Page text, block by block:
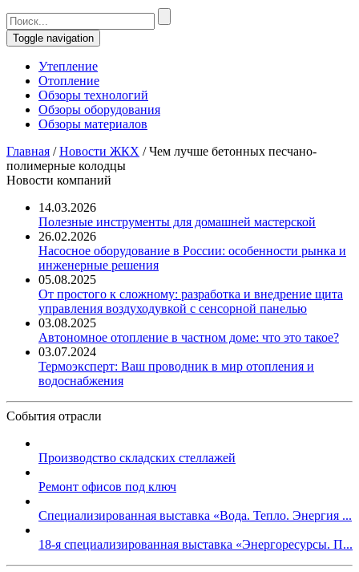
Toggle navigation
Утепление
Отопление
Обзоры технологий
Обзоры оборудования
Обзоры материалов
Главная /Новости ЖКХ /Чем лучше бетонных песчано-
полимерные колодцы
Новости компаний
14.03.2026
Полезные инструменты для домашней мастерской
26.02.2026
Насосное оборудование в России: особенности рынка и
инженерные решения
05.08.2025
От простого к сложному: разработка и внедрение щита
управления воздуходувкой с сенсорной панелью
03.08.2025
Автономное отопление в частном доме: что это такое?
03.07.2024
Термоэксперт: Ваш проводник в мир отопления и
водоснабжения
События отрасли
Производство складских стеллажей
Ремонт офисов под ключ
Специализированная выставка «Вода. Тепло. Энергия ...
18-я специализированная выставка «Энергоресурсы. П...